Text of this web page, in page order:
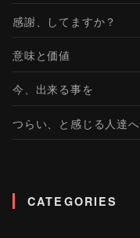
感謝、してますか？
意味と価値
今、出来る事を
つらい、と感じる人達へ
CATEGORIES